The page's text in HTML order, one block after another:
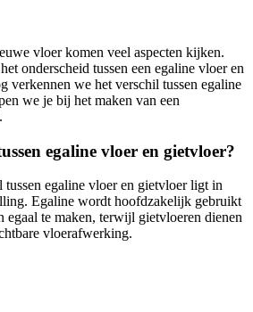
vloer komen veel aspecten kijken.
onderscheid tussen een egaline vloer en
verkennen we het verschil tussen egaline
we je bij het maken van een
egaline vloer en gietvloer?
tussen egaline vloer en gietvloer ligt in
Egaline wordt hoofdzakelijk gebruikt
egaal te maken, terwijl gietvloeren dienen
vloerafwerking.